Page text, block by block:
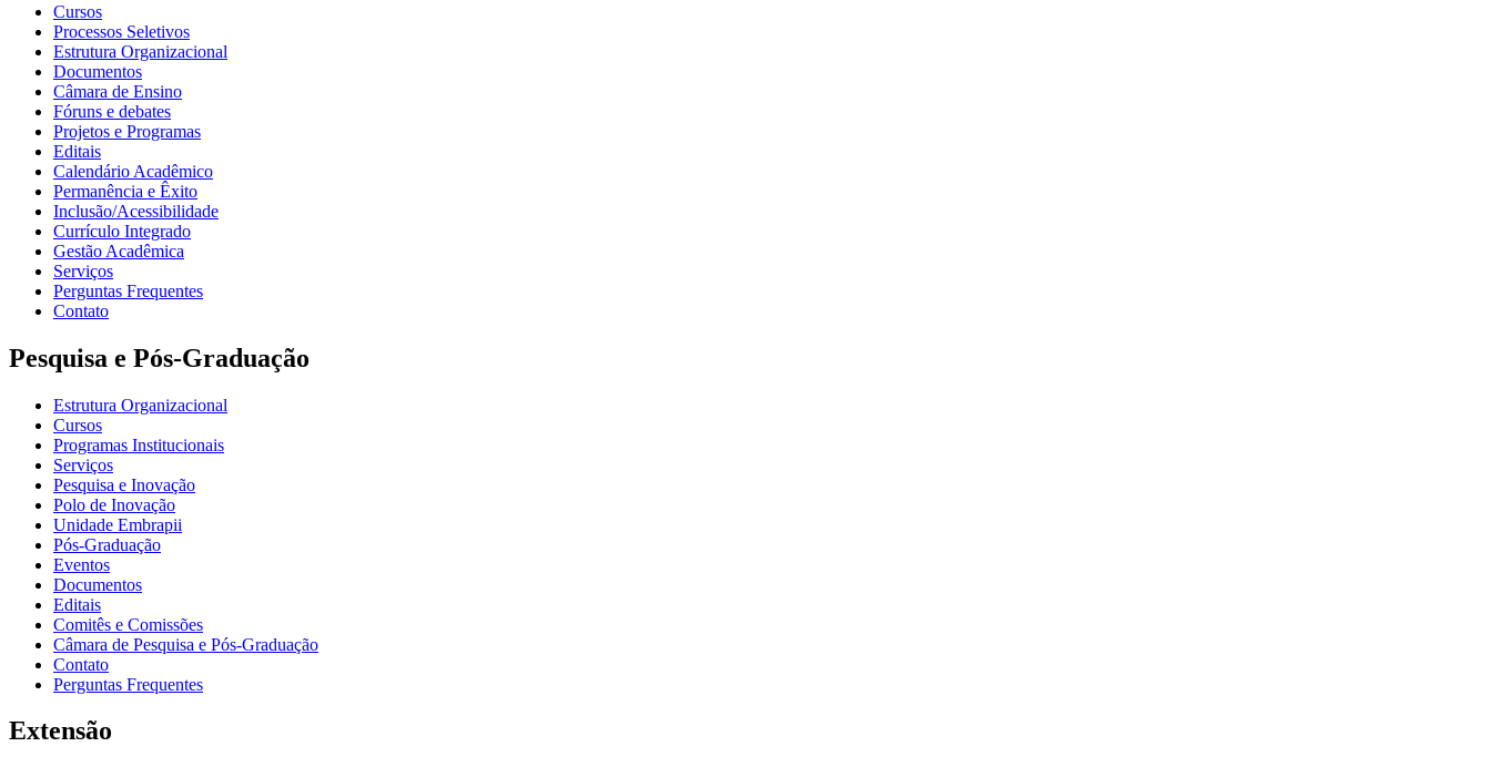
Cursos
Processos Seletivos
Estrutura Organizacional
Documentos
Câmara de Ensino
Fóruns e debates
Projetos e Programas
Editais
Calendário Acadêmico
Permanência e Êxito
Inclusão/Acessibilidade
Currículo Integrado
Gestão Acadêmica
Serviços
Perguntas Frequentes
Contato
Pesquisa e Pós-Graduação
Estrutura Organizacional
Cursos
Programas Institucionais
Serviços
Pesquisa e Inovação
Polo de Inovação
Unidade Embrapii
Pós-Graduação
Eventos
Documentos
Editais
Comitês e Comissões
Câmara de Pesquisa e Pós-Graduação
Contato
Perguntas Frequentes
Extensão